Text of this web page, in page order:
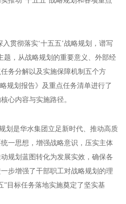
贯彻落实‘十五五’战略规划，谱写
题，从战略规划的重要意义、外部经
务分解以及实施保障机制五个方
规划报告》及重点任务清单进行了
心内容与实施路径。
划是华水集团立足新时代、推动高质
一思想，增强战略意识，压实主体
规划蓝图转化为发展实效，确保各
步增强了干部职工对战略规划的理
”目标任务落地实施奠定了坚实基